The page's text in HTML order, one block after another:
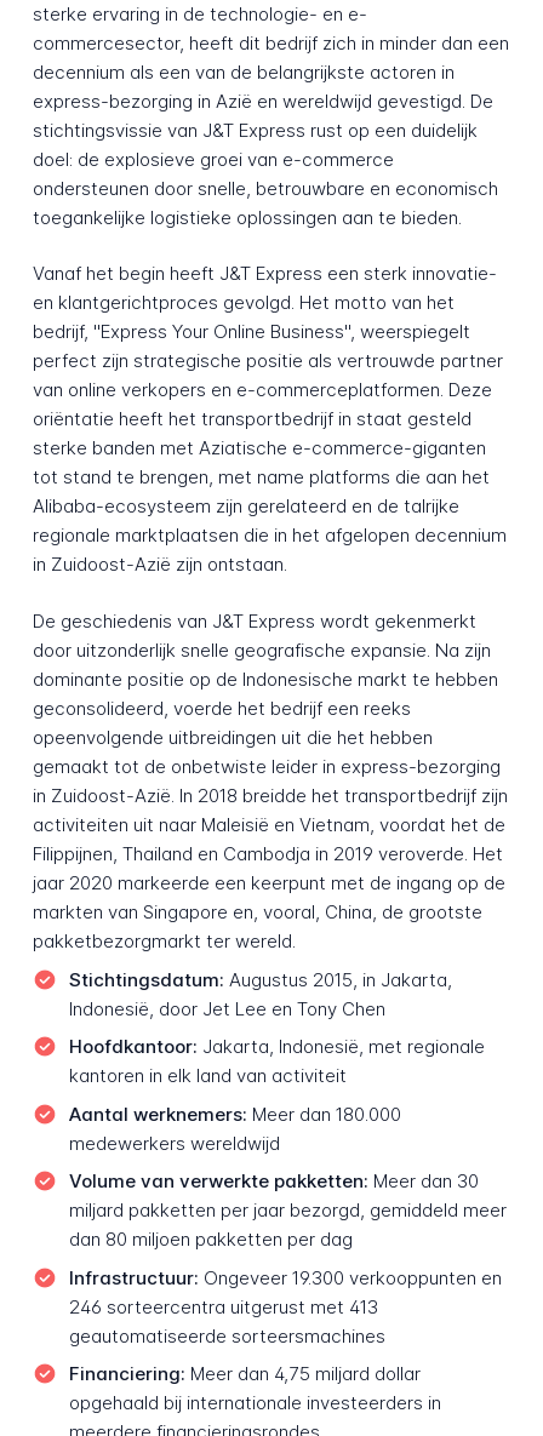
sterke ervaring in de technologie- en e-
commercesector, heeft dit bedrijf zich in minder dan een
decennium als een van de belangrijkste actoren in
express-bezorging in Azië en wereldwijd gevestigd. De
stichtingsvissie van J&T Express rust op een duidelijk
doel: de explosieve groei van e-commerce
ondersteunen door snelle, betrouwbare en economisch
toegankelijke logistieke oplossingen aan te bieden.
Vanaf het begin heeft J&T Express een sterk innovatie-
en klantgerichtproces gevolgd. Het motto van het
bedrijf, "Express Your Online Business", weerspiegelt
perfect zijn strategische positie als vertrouwde partner
van online verkopers en e-commerceplatformen. Deze
oriëntatie heeft het transportbedrijf in staat gesteld
sterke banden met Aziatische e-commerce-giganten
tot stand te brengen, met name platforms die aan het
Alibaba-ecosysteem zijn gerelateerd en de talrijke
regionale marktplaatsen die in het afgelopen decennium
in Zuidoost-Azië zijn ontstaan.
De geschiedenis van J&T Express wordt gekenmerkt
door uitzonderlijk snelle geografische expansie. Na zijn
dominante positie op de Indonesische markt te hebben
geconsolideerd, voerde het bedrijf een reeks
opeenvolgende uitbreidingen uit die het hebben
gemaakt tot de onbetwiste leider in express-bezorging
in Zuidoost-Azië. In 2018 breidde het transportbedrijf zijn
activiteiten uit naar Maleisië en Vietnam, voordat het de
Filippijnen, Thailand en Cambodja in 2019 veroverde. Het
jaar 2020 markeerde een keerpunt met de ingang op de
markten van Singapore en, vooral, China, de grootste
pakketbezorgmarkt ter wereld.
Stichtingsdatum: Augustus 2015, in Jakarta,
Indonesië, door Jet Lee en Tony Chen
Hoofdkantoor: Jakarta, Indonesië, met regionale
kantoren in elk land van activiteit
Aantal werknemers: Meer dan 180.000
medewerkers wereldwijd
Volume van verwerkte pakketten: Meer dan 30
miljard pakketten per jaar bezorgd, gemiddeld meer
dan 80 miljoen pakketten per dag
Infrastructuur: Ongeveer 19.300 verkooppunten en
246 sorteercentra uitgerust met 413
geautomatiseerde sorteersmachines
Financiering: Meer dan 4,75 miljard dollar
opgehaald bij internationale investeerders in